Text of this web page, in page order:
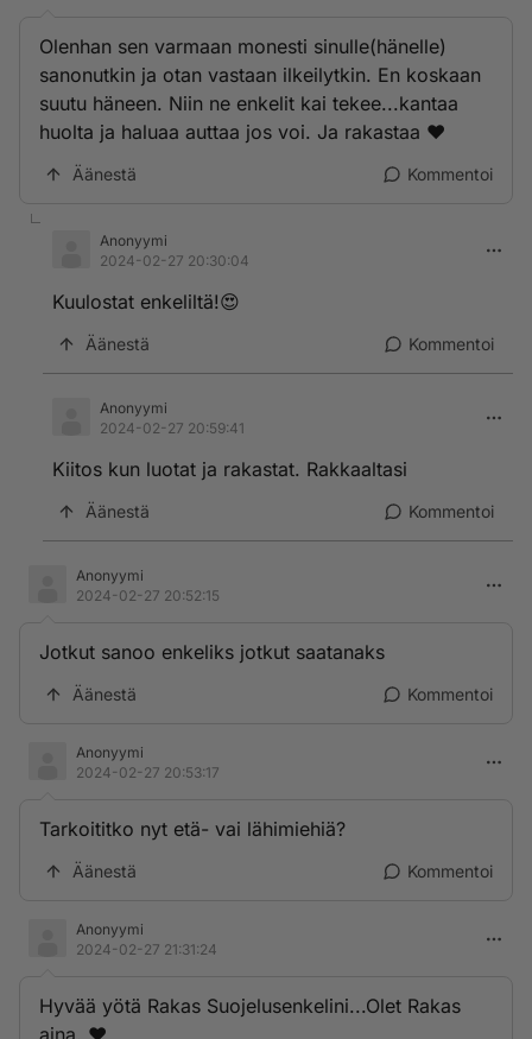
Olenhan sen varmaan monesti sinulle(hänelle)
sanonutkin ja otan vastaan ilkeilytkin. En koskaan
suutu häneen. Niin ne enkelit kai tekee...kantaa
huolta ja haluaa auttaa jos voi. Ja rakastaa ❤
Äänestä Kommentoi
Anonyymi
2024-02-27 20:30:04
Kuulostat enkeliltä!😍
Äänestä Kommentoi
Anonyymi
2024-02-27 20:59:41
Kiitos kun luotat ja rakastat. Rakkaaltasi
Äänestä Kommentoi
Anonyymi
2024-02-27 20:52:15
Jotkut sanoo enkeliks jotkut saatanaks
Äänestä Kommentoi
Anonyymi
2024-02-27 20:53:17
Tarkoititko nyt etä- vai lähimiehiä?
Äänestä Kommentoi
Anonyymi
2024-02-27 21:31:24
Hyvää yötä Rakas Suojelusenkelini...Olet Rakas
aina. ❤